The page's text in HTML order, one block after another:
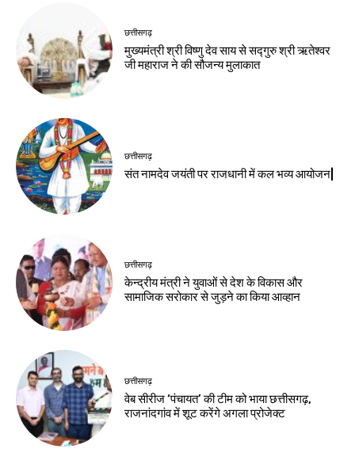
छत्तीसगढ़
मुख्यमंत्री श्री विष्णु देव साय से सद्गुरु श्री ऋतेश्वर
जी महाराज ने की सौजन्य मुलाकात
छत्तीसगढ़
संत नामदेव जयंती पर राजधानी में कल भव्य आयोजन|
छत्तीसगढ़
केन्द्रीय मंत्री ने युवाओं से देश के विकास और
सामाजिक सरोकार से जुड़ने का किया आव्हान
छत्तीसगढ़
वेब सीरीज ‘पंचायत’ की टीम को भाया छत्तीसगढ़,
राजनांदगांव में शूट करेंगे अगला प्रोजेक्ट